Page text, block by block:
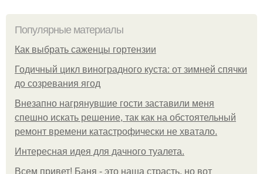
Популярные материалы
Как выбрать саженцы гортензии
Годичный цикл виноградного куста: от зимней спячки
до созревания ягод
Внезапно нагрянувшие гости заставили меня
спешно искать решение, так как на обстоятельный
ремонт времени катастрофически не хватало.
Интересная идея для дачного туалета.
Всем привет! Баня - это наша страсть, но вот